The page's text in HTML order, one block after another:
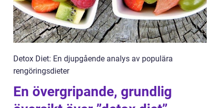
Detox Diet: En djupgående analys av populära
rengöringsdieter
En övergripande, grundlig